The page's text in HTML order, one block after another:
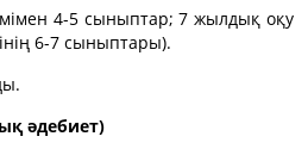
4-5 сыныптар; 7 жылдық оқу
6-7 сыныптары).
әдебиет)